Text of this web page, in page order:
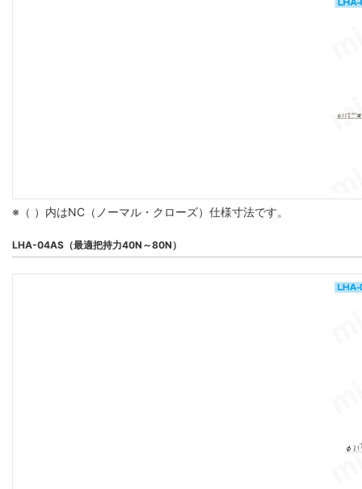
※（ ）内はNC（ノーマル・クローズ）仕様寸法です。
LHA-04AS（最適把持力40N～80N）